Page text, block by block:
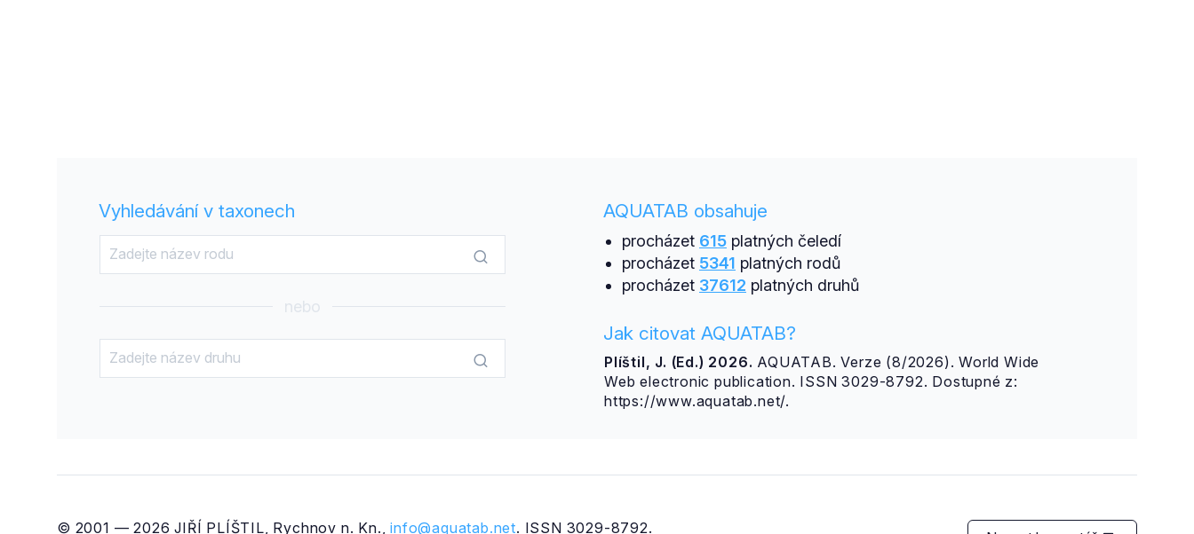
Vyhledávání v taxonech
nebo
AQUATAB obsahuje
procházet 615platných čeledí
procházet 5341 platných rodů
procházet 37612 platných druhů
Jak citovat AQUATAB?
Plíštil, J. (Ed.) 2026. AQUATAB. Verze (8/2026). World Wide
Web electronic publication. ISSN 3029-8792. Dostupné z:
https://www.aquatab.net/.
© 2001 — 2026 JIŘÍ PLÍŠTIL, Rychnov n. Kn.,info@aquatab.net. ISSN 3029-8792.